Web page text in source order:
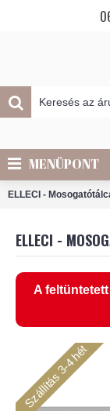
MENÜPONT
ELLECI -
A
Szállítás 3-4 hét